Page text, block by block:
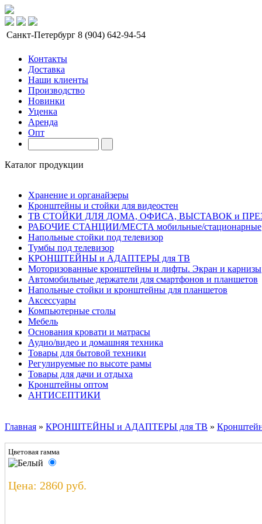
Санкт-Петербург 8 (904) 642-94-54
Контакты
Доставка
Наши клиенты
Производство
Новинки
Уценка
Аренда
Опт
Каталог продукции
Хранение и органайзеры
Кронштейны и стойки для видеостен
ТВ СТОЙКИ ДЛЯ ДОМА, ОФИСА, ВЫСТАВОК и
РАБОЧИЕ СТАНЦИИ/МЕСТА мобильные/стационарные
Напольные стойки под телевизор
Тумбы под телевизор
КРОНШТЕЙНЫ и АДАПТЕРЫ для ТВ
Моторизованные кронштейны и лифты. Экран и карнизы
Автомобильные держатели для смартфонов и планшетов
Напольные стойки и кронштейны для планшетов
Аксессуары
Компьютерные столы
Мебель
Основания кровати и матрасы
Аудио/видео и домашняя техника
Товары для бытовой техники
Регулируемые по высоте рамы
Товары для дачи и отдыха
Кронштейны оптом
АНТИСЕПТИКИ
Главная » КРОНШТЕЙНЫ и АДАПТЕРЫ для ТВ »
Цветовая гамма
Цена: 2860 руб.